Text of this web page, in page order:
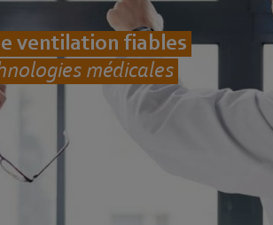
ventilation fiables
médicales